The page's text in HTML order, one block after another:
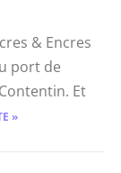
& Encres
port de
Et
»